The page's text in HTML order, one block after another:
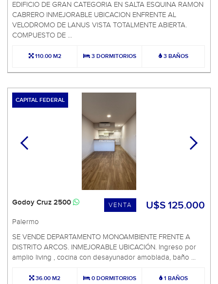
EDIFICIO DE GRAN CATEGORIA EN SALTA ESQUINA RAMON
CABRERO INMEJORABLE UBICACION ENFRENTE AL
VELODROMO DE LANUS VISTA TOTALMENTE ABIERTA.
COMPUESTO DE ...
110.00 M2 3 DORMITORIOS 3 BAÑOS
CAPITAL FEDERAL
U$S 125.000
VENTA
Godoy Cruz 2500
Palermo
SE VENDE DEPARTAMENTO MONOAMBIENTE FRENTE A
DISTRITO ARCOS. INMEJORABLE UBICACIÓN. Ingreso por
amplio living , cocina con desayunador amoblada, baño ...
36.00 M2 0 DORMITORIOS 1 BAÑOS